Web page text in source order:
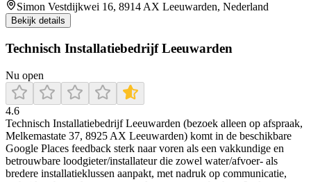
Simon Vestdijkwei 16, 8914 AX Leeuwarden, Nederland
Bekijk details
Technisch Installatiebedrijf Leeuwarden
Nu open
4.6
Technisch Installatiebedrijf Leeuwarden (bezoek alleen op afspraak,
Melkemastate 37, 8925 AX Leeuwarden) komt in de beschikbare
Google Places feedback sterk naar voren als een vakkundige en
betrouwbare loodgieter/installateur die zowel water/afvoer- als
bredere installatieklussen aanpakt, met nadruk op communicatie,